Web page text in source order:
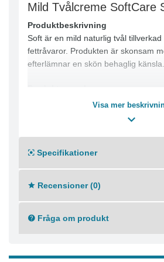
Mild Tvålcreme SoftCare
Produktbeskrivning
Soft är en mild naturlig tvål tillverkad
fettråvaror. Produkten är skonsam
efterlämnar en skön behaglig känsla.
Soft är en mild naturlig tvål tillverkad
Den effektiva sammansättningen
rengöring av fet smuts och
händerna ofta.
Produktfördelar
Kan användas regelbundet
Visa mer
Specifikationer
Recensioner (0)
Fråga om produkt